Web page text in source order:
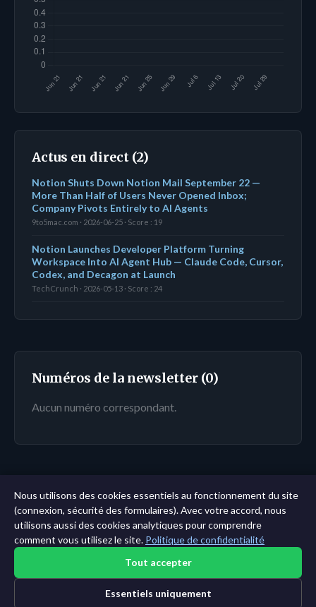
Actus en direct (2)
Notion Shuts Down Notion Mail September 22 —
More Than Half of Users Never Opened Inbox;
Company Pivots Entirely to AI Agents
9to5mac.com · 2026-06-25 · Score : 19
Notion Launches Developer Platform Turning
Workspace Into AI Agent Hub — Claude Code, Cursor,
Codex, and Decagon at Launch
TechCrunch · 2026-05-13 · Score : 24
Numéros de la newsletter (0)
Aucun numéro correspondant.
← Tableau de bord| Toutes les entités|Analyse sur
11 ans →
Nous utilisons des cookies essentiels au fonctionnement du site
(connexion, sécurité des formulaires). Avec votre accord, nous
utilisons aussi des cookies analytiques pour comprendre
comment vous utilisez le site. Politique de confidentialité
Tout accepter
Essentiels uniquement